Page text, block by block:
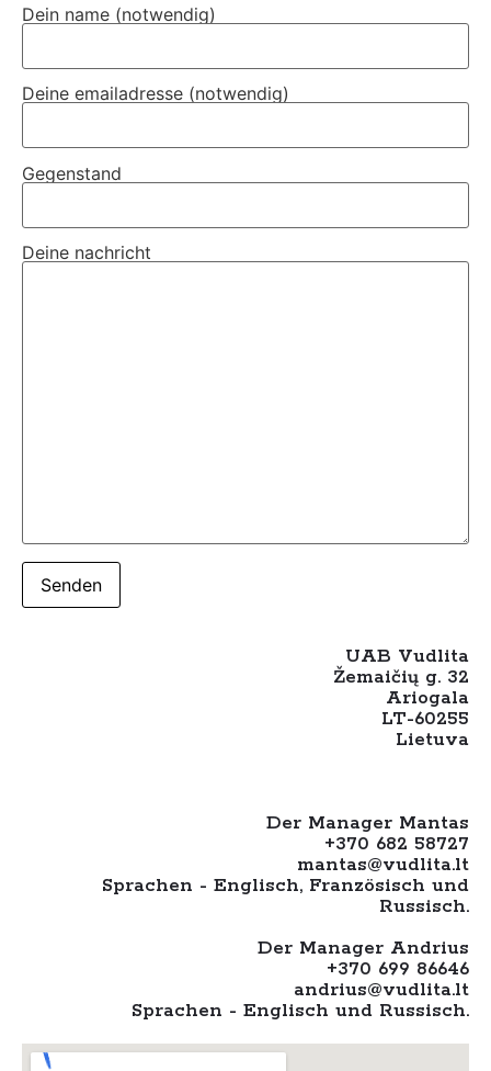
Dein name (notwendig)
Deine emailadresse (notwendig)
Gegenstand
Deine nachricht
UAB Vudlita
Žemaičių g. 32
Ariogala
LT-60255
Lietuva
Der Manager Mantas
+370 682 58727
mantas@vudlita.lt
Sprachen - Englisch, Französisch und
Russisch.
Der Manager Andrius
+370 699 86646
andrius@vudlita.lt
Sprachen - Englisch und Russisch.